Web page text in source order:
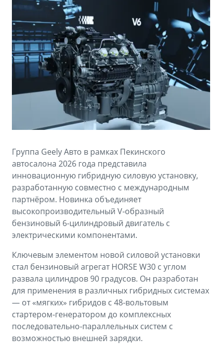
OKAVANGO
от 3 429 990 ₽*
MONJARO
от 4 349 990 ₽*
от 3 079 990 ₽*
GEELY EX5
от 3 769 990 ₽*
Аксессуары
Зарядные устройства
ФИНАНСЫ И УСЛУГИ
Автокредит
Расчет КАСКО
Советы по эксплуатации
Спецпредложения
ПОДДЕРЖКА
Помощь на дорогах
Гарантия Geely
Сервисная книжка
Группа Geely Авто в рамках Пекинского
автосалона 2026 года представила
инновационную гибридную силовую установку,
разработанную совместно с международным
партнёром. Новинка объединяет
высокопроизводительный V-образный
бензиновый 6-цилиндровый двигатель с
электрическими компонентами.
Ключевым элементом новой силовой установки
стал бензиновый агрегат HORSE W30 с углом
развала цилиндров 90 градусов. Он разработан
для применения в различных гибридных системах
— от «мягких» гибридов с 48-вольтовым
стартером-генератором до комплексных
последовательно-параллельных систем с
возможностью внешней зарядки.